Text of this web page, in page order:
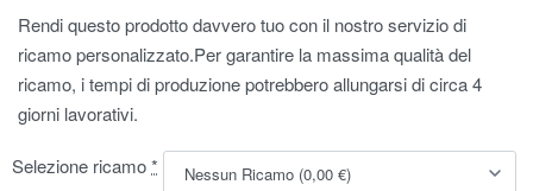
Rendi questo prodotto davvero tuo con il nostro servizio di
ricamo personalizzato.Per garantire la massima qualità del
ricamo, i tempi di produzione potrebbero allungarsi di circa 4
giorni lavorativi.
Selezione ricamo*